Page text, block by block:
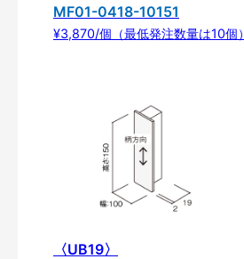
MF01-0418-10151
¥3,870/個（最低発注数量は10個）
〈UB19〉